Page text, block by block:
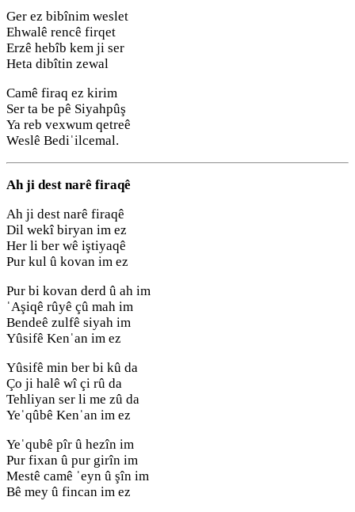
Ger ez bibînim weslet
Ehwalê rencê firqet
Erzê hebîb kem ji ser
Heta dibîtin zewal
Camê firaq ez kirim
Ser ta be pê Siyahpûş
Ya reb vexwum qetreê
Weslê Bediˈilcemal.
Ah ji dest narê firaqê
Ah ji dest narê firaqê
Dil wekî biryan im ez
Her li ber wê iştiyaqê
Pur kul û kovan im ez
Pur bi kovan derd û ah im
ˈAşiqê rûyê çû mah im
Bendeê zulfê siyah im
Yûsifê Kenˈan im ez
Yûsifê min ber bi kû da
Ço ji halê wî çi rû da
Tehliyan ser li me zû da
Yeˈqûbê Kenˈan im ez
Yeˈqubê pîr û hezîn im
Pur fixan û pur girîn im
Mestê camê ˈeyn û şîn im
Bê mey û fincan im ez